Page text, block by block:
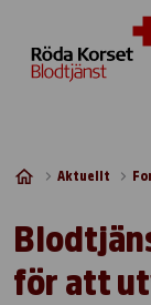
Aktuellt
för att